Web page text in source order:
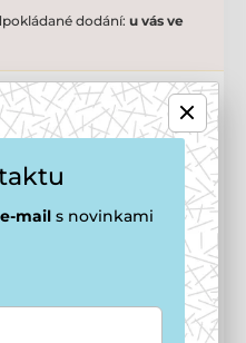
dodání: u vás ve
Cena po registraci 650 Kč
🔓 Jak se stát členem smečky
mail s novinkami